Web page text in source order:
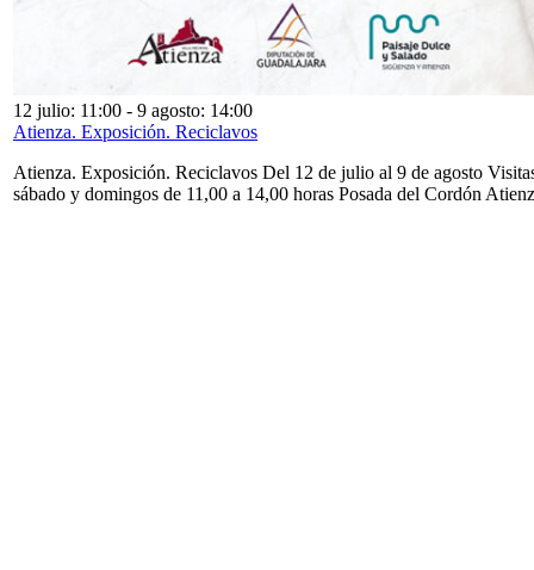
12 julio: 11:00 - 9 agosto: 14:00
Atienza. Exposición. Reciclavos
Atienza. Exposición. Reciclavos Del 12 de julio al 9 de agosto
sábado y domingos de 11,00 a 14,00 horas Posada del Cordón